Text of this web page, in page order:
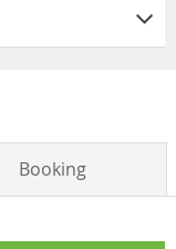
Booking